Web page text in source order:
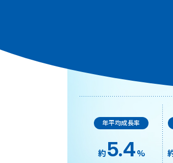
年平均成長率
約5.4%